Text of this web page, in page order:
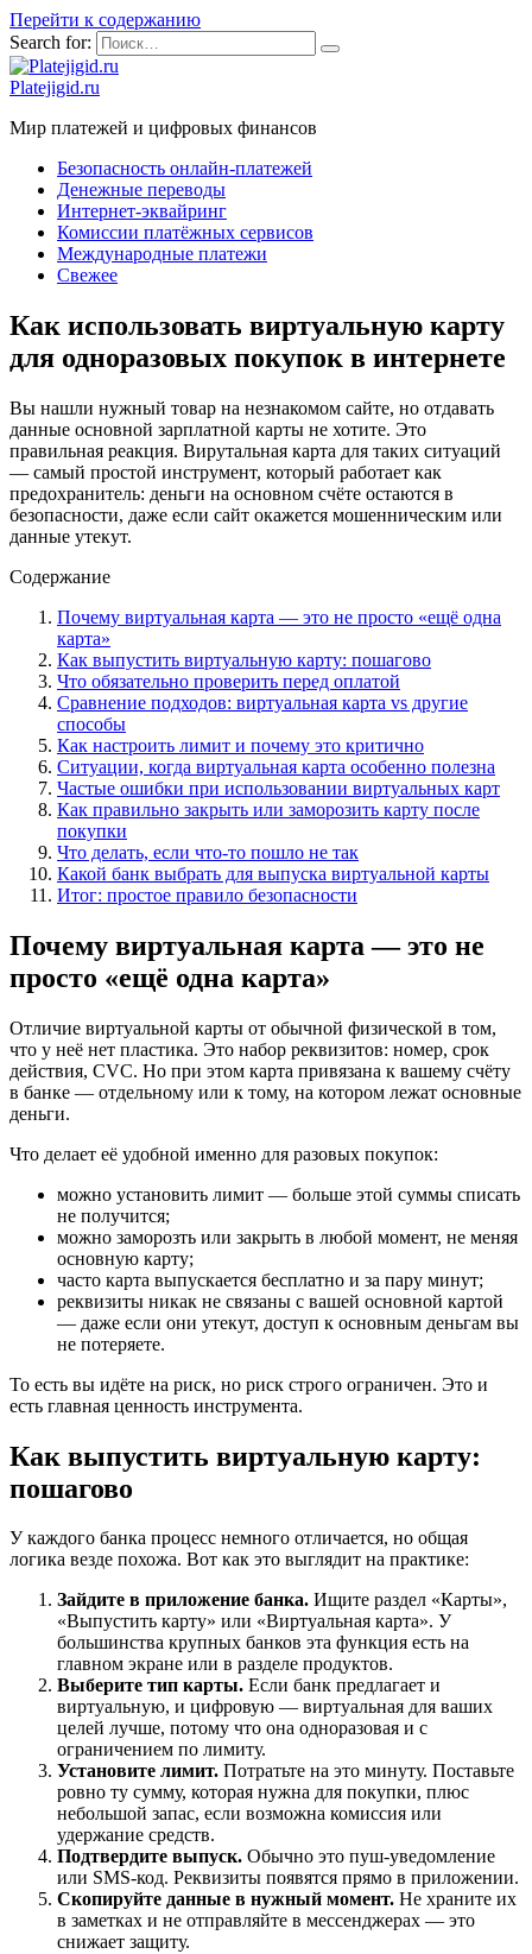
Перейти к содержанию
Search for:
Platejigid.ru
Мир платежей и цифровых финансов
Безопасность онлайн-платежей
Денежные переводы
Интернет-эквайринг
Комиссии платёжных сервисов
Международные платежи
Свежее
Как использовать виртуальную карту
для одноразовых покупок в интернете
Вы нашли нужный товар на незнакомом сайте, но отдавать
данные основной зарплатной карты не хотите. Это
правильная реакция. Вирутальная карта для таких ситуаций
— самый простой инструмент, который работает как
предохранитель: деньги на основном счёте остаются в
безопасности, даже если сайт окажется мошенническим или
данные утекут.
Содержание
Почему виртуальная карта — это не просто «ещё одна
карта»
Как выпустить виртуальную карту: пошагово
Что обязательно проверить перед оплатой
Сравнение подходов: виртуальная карта vs другие
способы
Как настроить лимит и почему это критично
Ситуации, когда виртуальная карта особенно полезна
Частые ошибки при использовании виртуальных карт
Как правильно закрыть или заморозить карту после
покупки
Что делать, если что-то пошло не так
Какой банк выбрать для выпуска виртуальной карты
Итог: простое правило безопасности
Почему виртуальная карта — это не
просто «ещё одна карта»
Отличие виртуальной карты от обычной физической в том,
что у неё нет пластика. Это набор реквизитов: номер, срок
действия, CVC. Но при этом карта привязана к вашему счёту
в банке — отдельному или к тому, на котором лежат основные
деньги.
Что делает её удобной именно для разовых покупок:
можно установить лимит — больше этой суммы списать
не получится;
можно заморозть или закрыть в любой момент, не меняя
основную карту;
часто карта выпускается бесплатно и за пару минут;
реквизиты никак не связаны с вашей основной картой
— даже если они утекут, доступ к основным деньгам вы
не потеряете.
То есть вы идёте на риск, но риск строго ограничен. Это и
есть главная ценность инструмента.
Как выпустить виртуальную карту:
пошагово
У каждого банка процесс немного отличается, но общая
логика везде похожа. Вот как это выглядит на практике:
Зайдите в приложение банка. Ищите раздел «Карты»,
«Выпустить карту» или «Виртуальная карта». У
большинства крупных банков эта функция есть на
главном экране или в разделе продуктов.
Выберите тип карты. Если банк предлагает и
виртуальную, и цифровую — виртуальная для ваших
целей лучше, потому что она одноразовая и с
ограничением по лимиту.
Установите лимит. Потратьте на это минуту. Поставьте
ровно ту сумму, которая нужна для покупки, плюс
небольшой запас, если возможна комиссия или
удержание средств.
Подтвердите выпуск. Обычно это пуш-уведомление
или SMS-код. Реквизиты появятся прямо в приложении.
Скопируйте данные в нужный момент. Не храните их
в заметках и не отправляйте в мессенджерах — это
снижает защиту.